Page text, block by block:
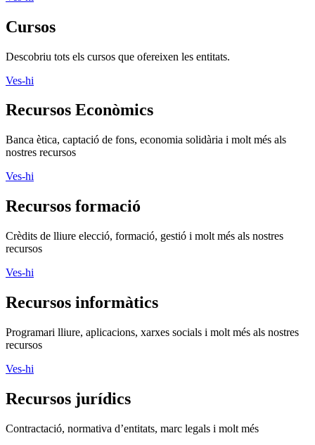
Cursos
Descobriu tots els cursos que ofereixen les entitats.
Ves-hi
Recursos Econòmics
Banca ètica, captació de fons, economia solidària i molt més als
nostres recursos
Ves-hi
Recursos formació
Crèdits de lliure elecció, formació, gestió i molt més als nostres
recursos
Ves-hi
Recursos informàtics
Programari lliure, aplicacions, xarxes socials i molt més als nostres
recursos
Ves-hi
Recursos jurídics
Contractació, normativa d’entitats, marc legals i molt més